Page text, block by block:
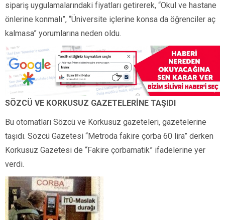
sipariş uygulamalarındaki fiyatları getirerek, “Okul ve hastane
önlerine konmalı”, “Üniversite içlerine konsa da öğrenciler aç
kalmasa” yorumlarına neden oldu.
SÖZCÜ VE KORKUSUZ GAZETELERİNE TAŞIDI
Bu otomatları Sözcü ve Korkusuz gazeteleri, gazetelerine
taşıdı. Sözcü Gazetesi “Metroda fakire çorba 60 lira” derken
Korkusuz Gazetesi de “Fakire çorbamatik” ifadelerine yer
verdi.